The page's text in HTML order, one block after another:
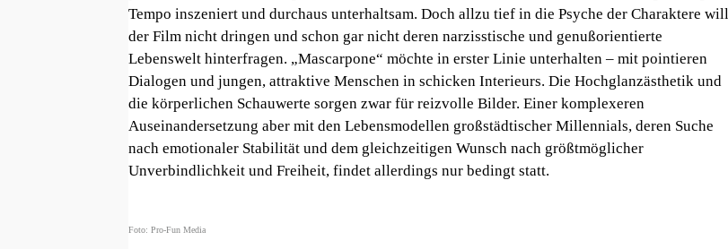
Tempo inszeniert und durchaus unterhaltsam. Doch allzu tief in die Psyche der Charaktere will
der Film nicht dringen und schon gar nicht deren narzisstische und genußorientierte
Lebenswelt hinterfragen. „Mascarpone“ möchte in erster Linie unterhalten – mit pointieren
Dialogen und jungen, attraktive Menschen in schicken Interieurs. Die Hochglanzästhetik und
die körperlichen Schauwerte sorgen zwar für reizvolle Bilder. Einer komplexeren
Auseinandersetzung aber mit den Lebensmodellen großstädtischer Millennials, deren Suche
nach emotionaler Stabilität und dem gleichzeitigen Wunsch nach größtmöglicher
Unverbindlichkeit und Freiheit, findet allerdings nur bedingt statt.
Foto: Pro-Fun Media